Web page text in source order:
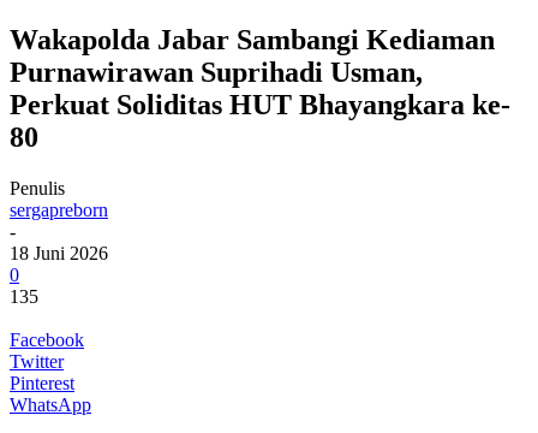
Wakapolda Jabar Sambangi Kediaman
Purnawirawan Suprihadi Usman,
Perkuat Soliditas HUT Bhayangkara ke-
80
Penulis
sergapreborn
-
18 Juni 2026
0
135
Facebook
Twitter
Pinterest
WhatsApp